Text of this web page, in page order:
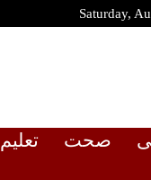
Saturday,
صحت تعلیم